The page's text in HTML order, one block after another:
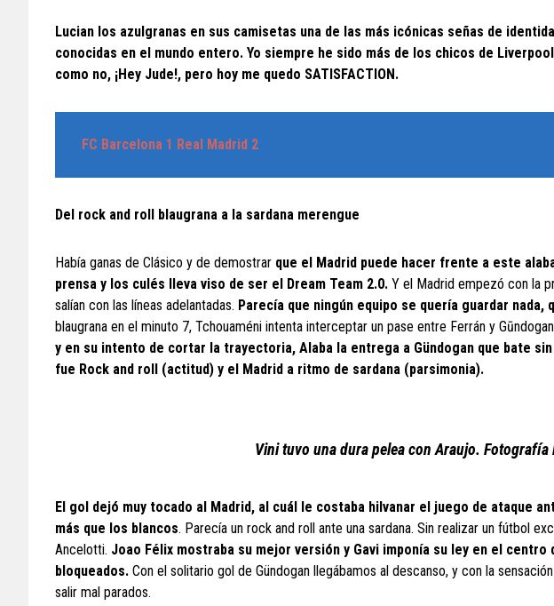
Lucian los azulgranas en sus camisetas una de las más icónicas señas de
conocidas en el mundo entero. Yo siempre he sido más de los chicos de
como no, ¡Hey Jude!, pero hoy me quedo SATISFACTION.
FC Barcelona 1 Real Madrid 2
Del rock and roll blaugrana a la sardana merengue
Había ganas de Clásico y de demostrar que el Madrid puede hacer frente a este
prensa y los culés lleva viso de ser el Dream Team 2.0. Y el Madrid empezó con la
salían con las líneas adelantadas. Parecía que ningún equipo se quería guardar
blaugrana en el minuto 7, Tchouaméni intenta interceptar un pase entre Ferrán y
y en su intento de cortar la trayectoria, Alaba la entrega a Gündogan que bate
fue Rock and roll (actitud) y el Madrid a ritmo de sardana (parsimonia).
Vini tuvo una dura pelea con Araujo. Fotografía
El gol dejó muy tocado al Madrid, al cuál le costaba hilvanar el juego de ataque
más que los blancos. Parecía un rock and roll ante una sardana. Sin realizar un fútbol
Ancelotti. Joao Félix mostraba su mejor versión y Gavi imponía su ley en el
bloqueados. Con el solitario gol de Gündogan llegábamos al descanso, y con la
salir mal parados.